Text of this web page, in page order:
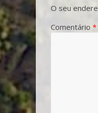
O seu
Comentário *